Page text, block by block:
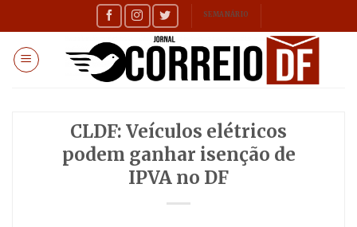
to
content
SEMANÁRIO
CLDF: Veículos elétricos
podem ganhar isenção de
IPVA no DF